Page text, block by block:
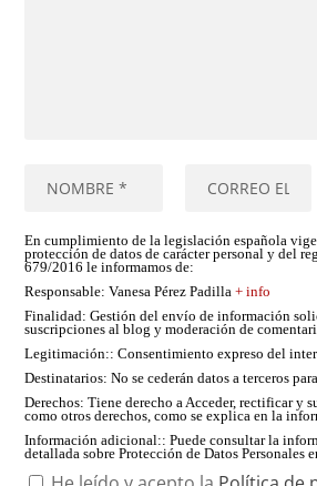
En cumplimiento de la legislación española
protección de datos de carácter personal y del
679/2016 le informamos de:
Responsable: Vanesa Pérez Padilla+ info
Finalidad: Gestión del envío de información
suscripciones al blog y moderación de
Legitimación:: Consentimiento expreso del
Destinatarios: No se cederán datos a terceros
Derechos: Tiene derecho a Acceder, rectificar y
como otros derechos, como se explica en la
Información adicional:: Puede consultar la
detallada sobre Protección de Datos Personales